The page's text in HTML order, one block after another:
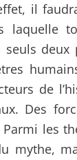
il
laquelle
seuls deux
de
Des
les
mythe,